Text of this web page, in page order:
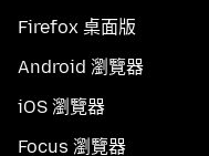
Firefox 桌面版
Android 瀏覽器
iOS 瀏覽器
Focus 瀏覽器